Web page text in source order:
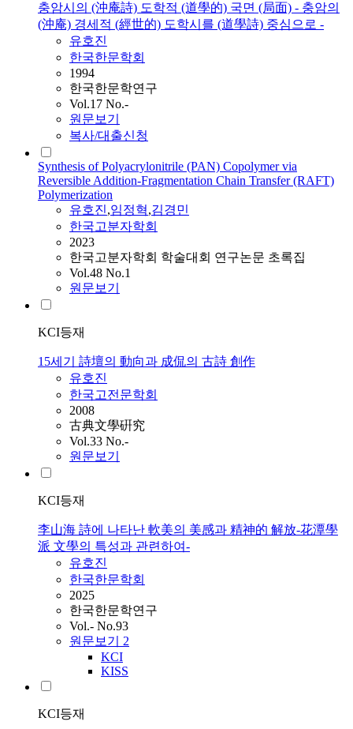
충암시의 (沖庵詩) 도학적 (道學的) 국면 (局面) - 충암의
(沖庵) 경세적 (經世的) 도학시를 (道學詩) 중심으로 -
유호진
한국한문학회
1994
한국한문학연구
Vol.17 No.-
원문보기
복사/대출신청
Synthesis of Polyacrylonitrile (PAN) Copolymer via
Reversible Addition-Fragmentation Chain Transfer (RAFT)
Polymerization
유호진,임정혁,김경민
한국고분자학회
2023
한국고분자학회 학술대회 연구논문 초록집
Vol.48 No.1
원문보기
KCI등재
15세기 詩壇의 動向과 成侃의 古詩 創作
유호진
한국고전문학회
2008
古典文學硏究
Vol.33 No.-
원문보기
KCI등재
李山海 詩에 나타난 軟美의 美感과 精神的 解放-花潭學
派 文學의 특성과 관련하여-
유호진
한국한문학회
2025
한국한문학연구
Vol.- No.93
원문보기 2
KCI
KISS
KCI등재